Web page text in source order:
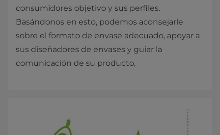
consumidores objetivo y sus perfiles.
Basándonos en esto, podemos aconsejarle
sobre el formato de envase adecuado, apoyar a
sus diseñadores de envases y guiar la
comunicación de su producto,